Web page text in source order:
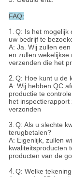
FAQ:
1. Q: Is het mogelijk
uw bedrijf te
A: Ja. Wij zullen
en zullen
verzenden die het
2. Q: Hoe kunt u de
A: Wij hebben QC
productie te
het
verzonden
3. Q: Als u slechte
terugbetalen?
A: Eigenlijk, zullen
kwaliteitsproducten
producten van de
4. Q: Welke